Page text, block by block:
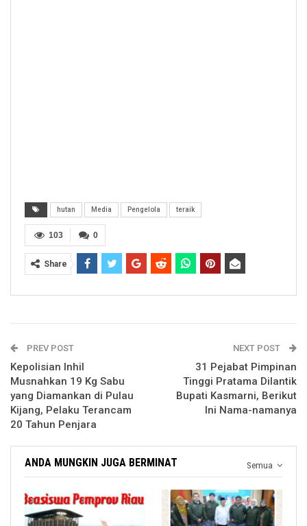
hutan Media Pengelola teraik
0
103
Share
PREV POST
Kepolisian Inhil
Musnahkan 19 Kg Sabu
yang Diamankan di Pulau
Kijang, Pelaku Terancam
20 Tahun Penjara
NEXT POST
31 Pejabat Pimpinan
Tinggi Pratama Dilantik
Bupati Kasmarni, Berikut
Ini Nama-namanya
Semua
ANDA MUNGKIN JUGA BERMINAT